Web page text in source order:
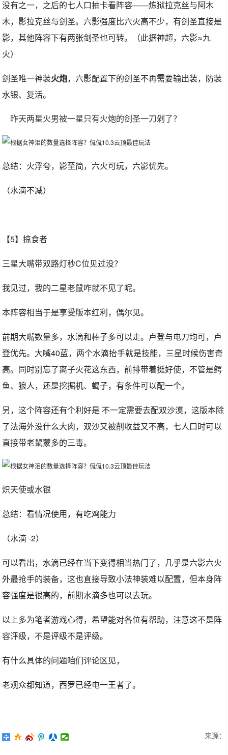
没有之一，之后的七人口抽卡看阵容——炼狱拉克丝与阿木
木，影拉克丝与剑圣。六影强度比六火高不少，有剑圣直接是
影，其他阵容下有两张剑圣也可转。（此据神超，六影≈九
火）
剑圣唯一神装火炮，六影配置下的剑圣不再需要输出装，防装
水银、复活。
昨天两星火男被一星只有火炮的剑圣一刀剁了？
总结：火浮夸，影至简，六火可玩，六影优先。
（水滴不减）
【5】掠食者
三星大嘴带双路灯秒C位见过没？
我见过，我的二星老鼠咋就不见了呢。
本阵容相当于是享受版本红利，偶尔见。
前期大嘴数量多，水滴和棒子多可以走。卢登与电刀均可，卢
登优先。大嘴40蓝，两个水滴抬手就是技能，三星时候伤害奇
高。同时别忘了离子火花这东西，前排带着挺好使，不管是鳄
鱼、狼人，还是挖掘机、蝎子，有条件可以配一个。
另，这个阵容还有个利好是 不一定需要去配双沙漠，这版本除
了法海外没什么大肉，双沙又被削收益又不高，七人口时可以
直接带老鼠蒙多的三毒。
炽天使或水银
总结：看情况使用，有吃鸡能力
（水滴 -2）
可以看出，水滴已经在当下变得相当热门了，几乎是六影六火
外最抢手的装备，这也直接导致小法神装难以配置，但本身阵
容强度是很高的，前期水滴多也可以去玩。
以上多为笔者游戏心得，希望能对各位有帮助，注意这不是阵
容评级，不是评级不是评级。
有什么具体的问题咱们评论区见，
老观众都知道，西罗已经电一王者了。
来源：